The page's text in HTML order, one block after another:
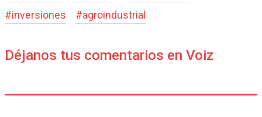
#inversiones #agroindustrial
Déjanos tus comentarios en Voiz